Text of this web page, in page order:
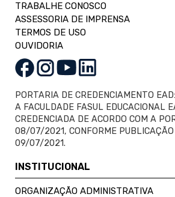
TRABALHE CONOSCO
ASSESSORIA DE IMPRENSA
TERMOS DE USO
OUVIDORIA
PORTARIA DE CREDENCIAMENTO EAD:
A FACULDADE FASUL EDUCACIONAL
CREDENCIADA DE ACORDO COM A
08/07/2021, CONFORME PUBLICAÇÃO
09/07/2021.
INSTITUCIONAL
ORGANIZAÇÃO ADMINISTRATIVA